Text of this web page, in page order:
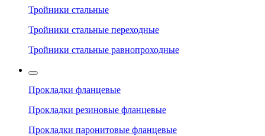
Тройники стальные
Тройники стальные переходные
Тройники стальные равнопроходные
Прокладки фланцевые
Прокладки резиновые фланцевые
Прокладки паронитовые фланцевые